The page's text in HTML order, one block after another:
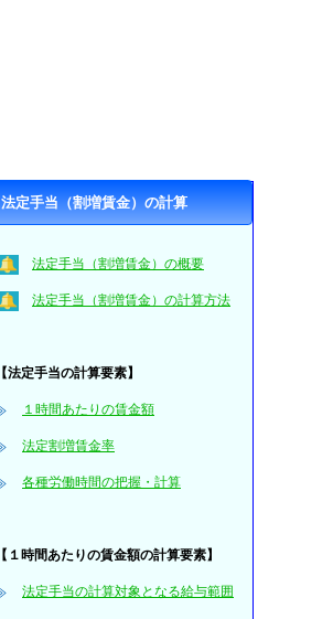
法定手当（割増賃金）の計算
法定手当（割増賃金）の概要
法定手当（割増賃金）の計算方法
【法定手当の計算要素】
１時間あたりの賃金額
法定割増賃金率
各種労働時間の把握・計算
【１時間あたりの賃金額の計算要素】
法定手当の計算対象となる給与範囲